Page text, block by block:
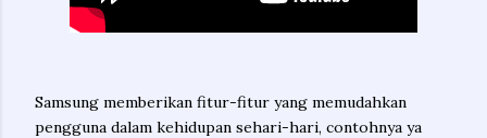
Samsung memberikan fitur-fitur yang memudahkan
pengguna dalam kehidupan sehari-hari, contohnya ya